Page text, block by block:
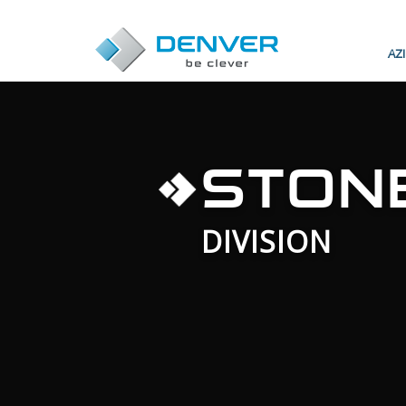
DIVISION